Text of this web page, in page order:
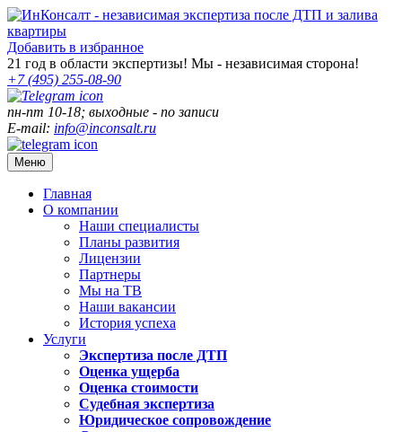
Добавить в избранное
21 год в области экспертизы! Мы - независимая сторона!
+7 (495) 255-08-90
пн-пт 10-18; выходные - по записи
E-mail: info@inconsalt.ru
Меню
Главная
О компании
Наши специалисты
Планы развития
Лицензии
Партнеры
Мы на ТВ
Наши вакансии
История успеха
Услуги
Экспертиза после ДТП
Оценка ущерба
Оценка стоимости
Судебная экспертиза
Юридическое сопровождение